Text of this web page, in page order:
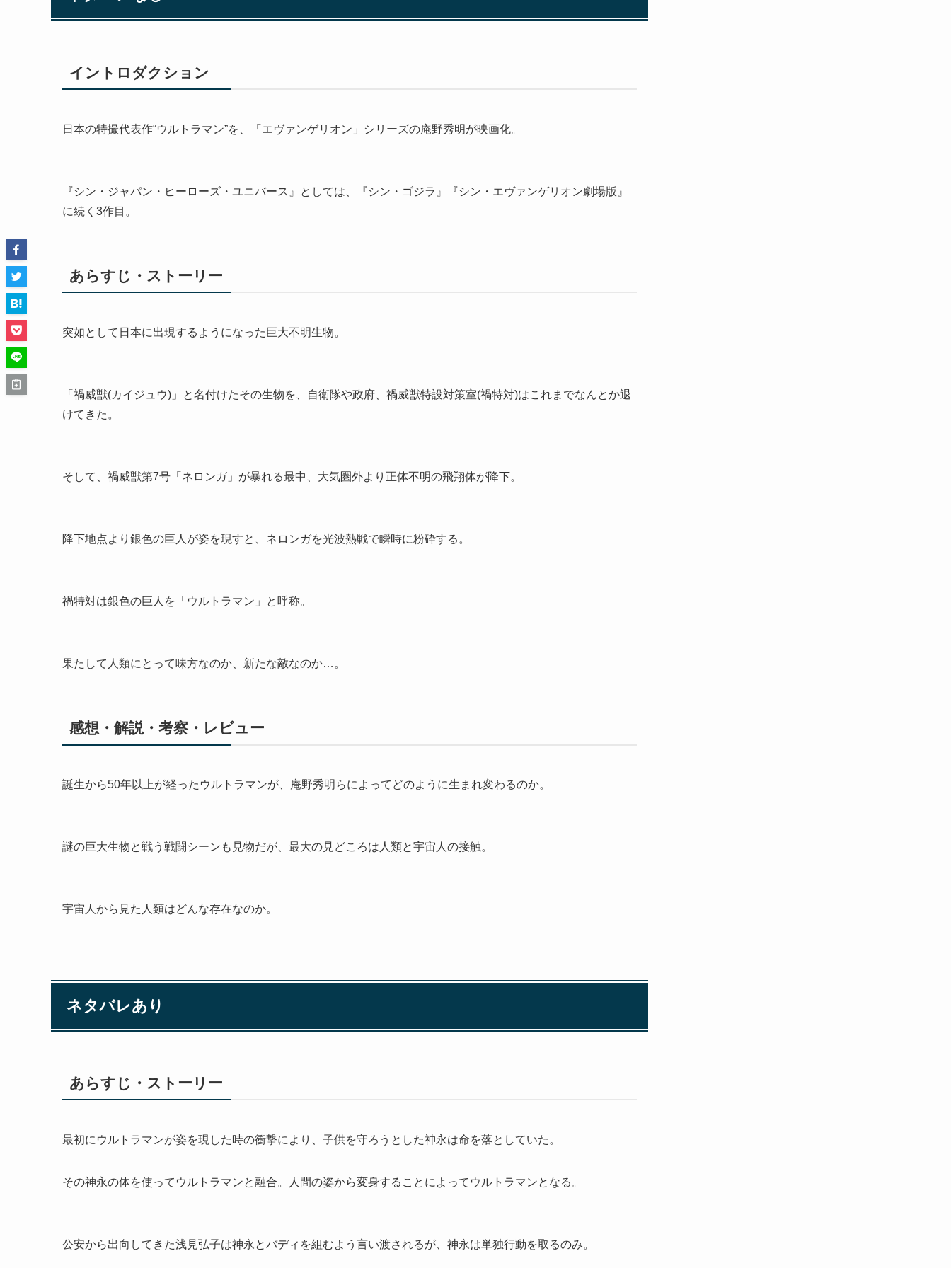
イントロダクション
日本の特撮代表作“ウルトラマン”を、「エヴァンゲリオン」シリーズの庵野秀明が映画化。
『シン・ジャパン・ヒーローズ・ユニバース』としては、『シン・ゴジラ』『シン・エヴァンゲリオン劇場版』
に続く3作目。
あらすじ・ストーリー
突如として日本に出現するようになった巨大不明生物。
「禍威獣(カイジュウ)」と名付けたその生物を、自衛隊や政府、禍威獣特設対策室(禍特対)はこれまでなんとか退
けてきた。
そして、禍威獣第7号「ネロンガ」が暴れる最中、大気圏外より正体不明の飛翔体が降下。
降下地点より銀色の巨人が姿を現すと、ネロンガを光波熱戦で瞬時に粉砕する。
禍特対は銀色の巨人を「ウルトラマン」と呼称。
果たして人類にとって味方なのか、新たな敵なのか…。
感想・解説・考察・レビュー
誕生から50年以上が経ったウルトラマンが、庵野秀明らによってどのように生まれ変わるのか。
謎の巨大生物と戦う戦闘シーンも見物だが、最大の見どころは人類と宇宙人の接触。
宇宙人から見た人類はどんな存在なのか。
ネタバレあり
あらすじ・ストーリー
最初にウルトラマンが姿を現した時の衝撃により、子供を守ろうとした神永は命を落としていた。
その神永の体を使ってウルトラマンと融合。人間の姿から変身することによってウルトラマンとなる。
公安から出向してきた浅見弘子は神永とバディを組むよう言い渡されるが、神永は単独行動を取るのみ。